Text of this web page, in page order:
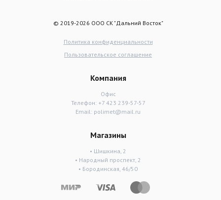
© 2019-2026 ООО СК "Дальний Восток"
Политика конфиденциальности
Пользовательское соглашение
Компания
Офис
Телефон: +7 423 239-57-57
Email: polimet@mail.ru
Магазины
• Шишкина, 2
• Народный проспект, 2
• Бородинская, 46/50